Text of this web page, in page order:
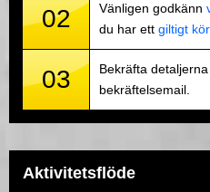
02 Vänligen godkänn
du har ett giltigt
03
Bekräfta
bekräftelsemail.
Aktivitetsflöde